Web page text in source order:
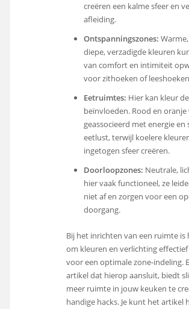
creëren een kalme sfeer en
afleiding.
Ontspanningszones:
diepe, verzadigde kleuren
van comfort en intimiteit
voor zithoeken of
Eetruimtes: Hier kan kleur
beïnvloeden. Rood en
geassocieerd met energie
eetlust, terwijl koelere
ingetogen sfeer creëren.
Doorloopzones: Neutrale,
hier vaak functioneel, ze
niet af en zorgen voor een
doorgang.
Bij het inrichten van een ruimte is
om kleuren en verlichting
voor een optimale zone-indeling.
artikel dat hierop aansluit, biedt
meer ruimte in jouw keuken te
handige hacks. Je kunt het artikel